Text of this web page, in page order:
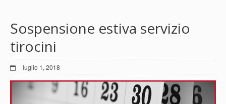
Sospensione estiva servizio
tirocini
luglio 1, 2018